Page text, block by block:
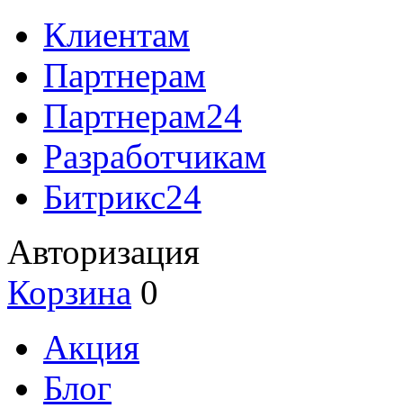
Клиентам
Партнерам
Партнерам24
Разработчикам
Битрикс24
Авторизация
Корзина 0
Акция
Блог